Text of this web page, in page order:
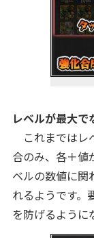
レベルが最大
これまではレ
合のみ、各＋値
ベルの数値に関
れるようです。
を防げるように